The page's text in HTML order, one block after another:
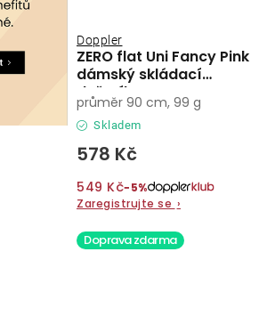
ZERO flat Uni Fancy Pink
dámský skládací
deštník
Doppler
Skladem
578 Kč
549 Kč−5%
Zaregistrujte se ›
průměr 90 cm, 99 g
Doprava zdarma